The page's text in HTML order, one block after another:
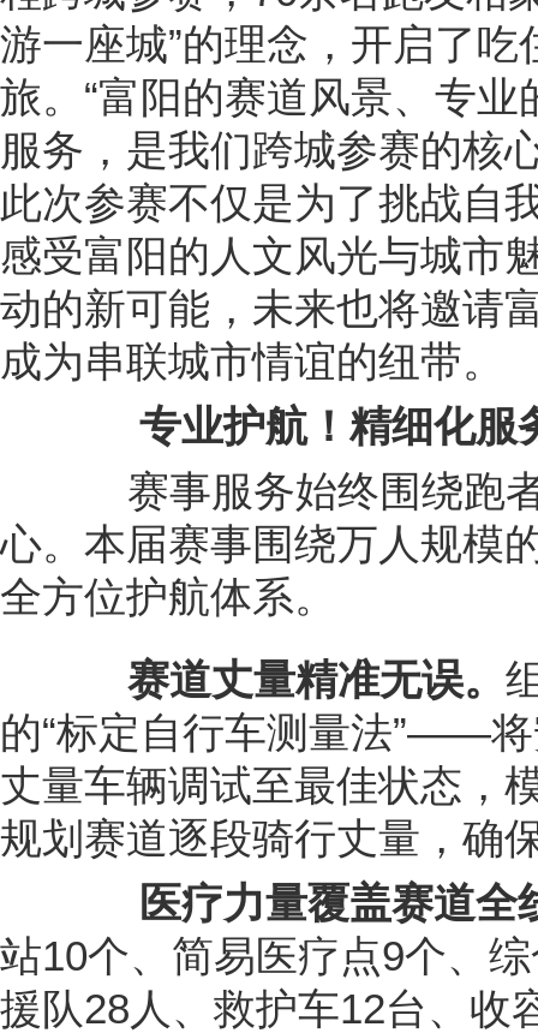
游一座城”的理念，开启了
旅。“富阳的赛道风景、专
服务，是我们跨城参赛的核
此次参赛不仅是为了挑战自
感受富阳的人文风光与城市
动的新可能，未来也将邀请
成为串联城市情谊的纽带。
专业护航！精细化服
赛事服务始终围绕跑者
心。本届赛事围绕万人规模
全方位护航体系。
赛道丈量精准无误。
的“标定自行车测量法”——
丈量车辆调试至最佳状态，
规划赛道逐段骑行丈量，确
医疗力量覆盖赛道全
站10个、简易医疗点9个、
援队28人、救护车12台、收